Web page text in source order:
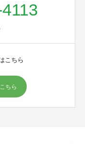
こちら
ちら